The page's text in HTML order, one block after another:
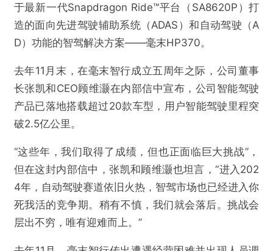
于最新一代Snapdragon Ride™平台（SA8620P）打
造的面向先进驾驶辅助系统（ADAS）和自动驾驶（A
D）功能的智驾解决方案——毫末HP370。
去年11月末，在毫末智行成立五周年之际，公司董事
长张凯和CEO顾维灏在内部信中宣布，公司智能驾驶
产品已落地搭载超过20款车型，用户智能驾驶里程突
破2.5亿公里。
“这些年，我们取得了成绩，但也正面临巨大挑战”，
但在这封内部信中，张凯和顾维灏也坦言，“进入202
4年，自动驾驶赛道依旧火热，智驾市场也已经进入你
死我活的竞争期。稍有不慎，我们就会落后。挑战会
层出不穷，唯有迎难而上。”